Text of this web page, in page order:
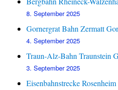
8. September 2025
Gornergrat Bahn Zermatt
4. September 2025
Traun-Alz-Bahn Traunstein
3. September 2025
Eisenbahnstrecke